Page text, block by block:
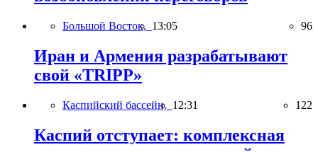
Большой Восток, 13:05 96
Иран и Армения разрабатывают
свой «TRIPP»
Каспийский бассейн, 12:31 122
Каспий отступает: комплексная